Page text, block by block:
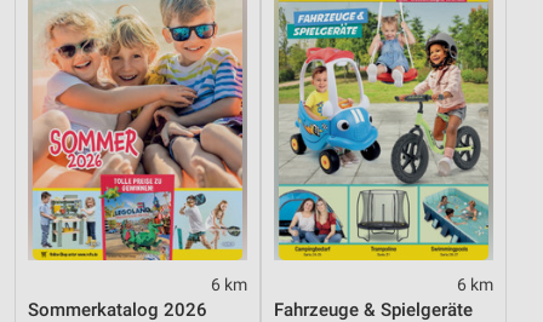
6 km
Sommerkatalog 2026
6 km
Fahrzeuge & Spielgeräte
Performance
Funktional
Werbung